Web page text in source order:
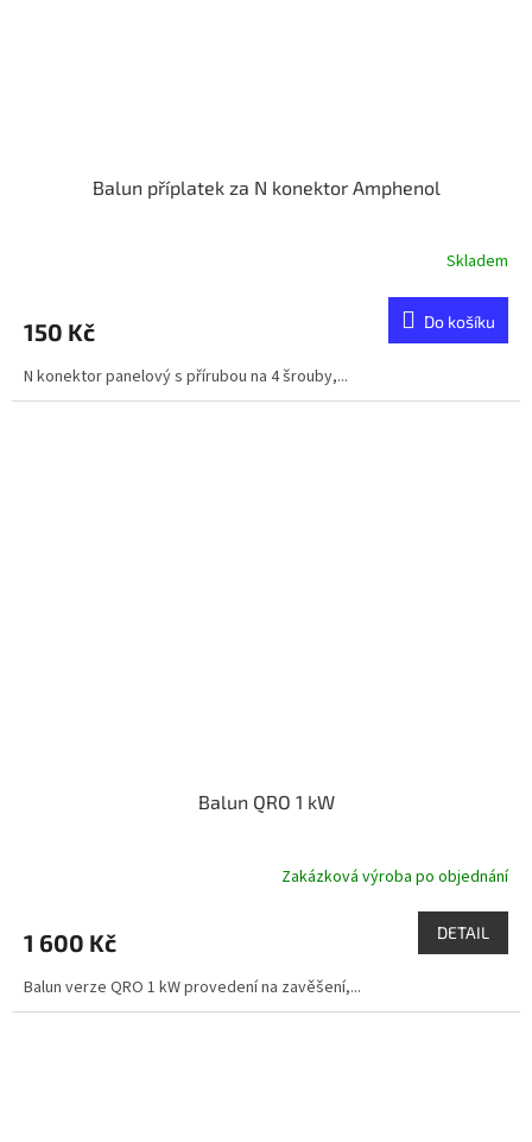
Balun příplatek za N konektor Amphenol
Skladem
150 Kč Do košíku
N konektor panelový s přírubou na 4 šrouby,...
Balun QRO 1 kW
Zakázková výroba po objednání
1 600 Kč DETAIL
Balun verze QRO 1 kW provedení na zavěšení,...